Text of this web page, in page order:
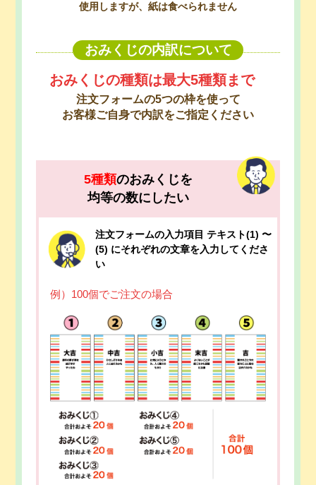
使用しますが、紙は食べられません
おみくじの内訳について
おみくじの種類は最大5種類まで
注文フォームの5つの枠を使って
お客様ご自身で内訳をご指定ください
5種類のおみくじを
均等の数にしたい
注文フォームの入力項目 テキスト(1) 〜
(5) にそれぞれの文章を入力してくださ
い
例）100個でご注文の場合